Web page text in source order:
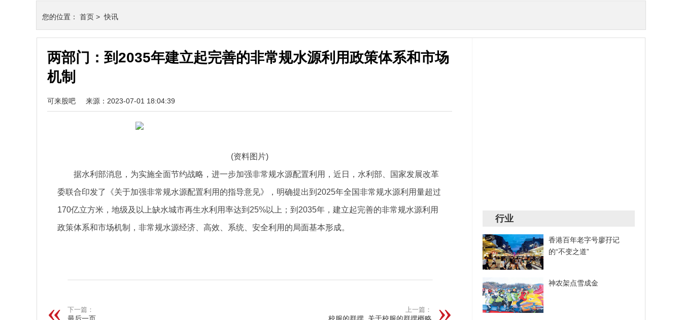
您的位置： 首页 >快讯
两部门：到2035年建立起完善的非常规水源利用政策体系和市场
机制
可来股吧 来源：2023-07-01 18:04:39
(资料图片)
据水利部消息，为实施全面节约战略，进一步加强非常规水源配置利用，近日，水利部、国家发展改革
委联合印发了《关于加强非常规水源配置利用的指导意见》，明确提出到2025年全国非常规水源利用量超过
170亿立方米，地级及以上缺水城市再生水利用率达到25%以上；到2035年，建立起完善的非常规水源利用
政策体系和市场机制，非常规水源经济、高效、系统、安全利用的局面基本形成。
下一篇： 上一篇：
行业
香港百年老字号廖孖记
的“不变之道”
神农架点雪成金